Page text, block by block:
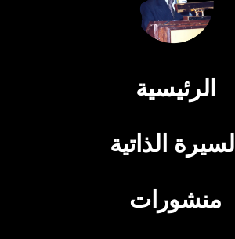
الرئيسية
السيرة الذاتية
منشورات